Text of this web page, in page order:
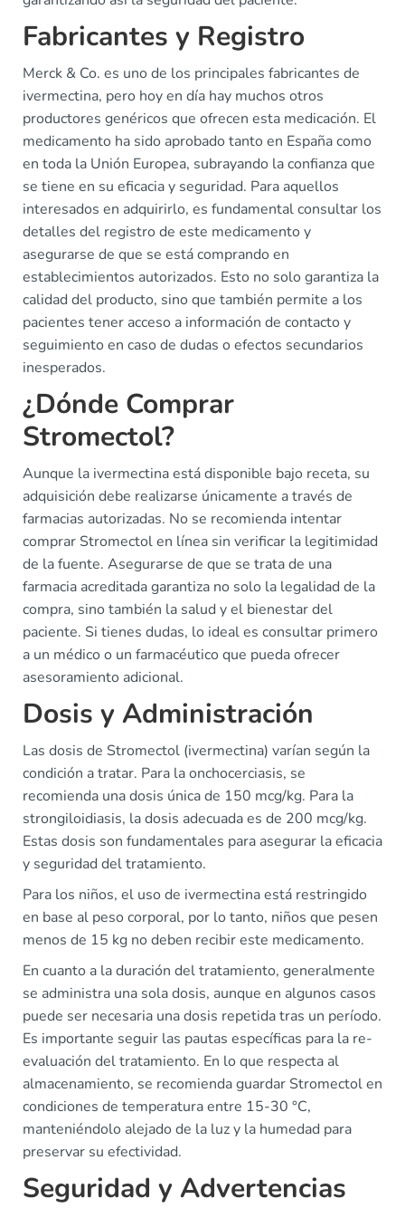
Fabricantes y Registro
Merck & Co. es uno de los principales fabricantes de
ivermectina, pero hoy en día hay muchos otros
productores genéricos que ofrecen esta medicación. El
medicamento ha sido aprobado tanto en España como
en toda la Unión Europea, subrayando la confianza que
se tiene en su eficacia y seguridad. Para aquellos
interesados en adquirirlo, es fundamental consultar los
detalles del registro de este medicamento y
asegurarse de que se está comprando en
establecimientos autorizados. Esto no solo garantiza la
calidad del producto, sino que también permite a los
pacientes tener acceso a información de contacto y
seguimiento en caso de dudas o efectos secundarios
inesperados.
¿Dónde Comprar
Stromectol?
Aunque la ivermectina está disponible bajo receta, su
adquisición debe realizarse únicamente a través de
farmacias autorizadas. No se recomienda intentar
comprar Stromectol en línea sin verificar la legitimidad
de la fuente. Asegurarse de que se trata de una
farmacia acreditada garantiza no solo la legalidad de la
compra, sino también la salud y el bienestar del
paciente. Si tienes dudas, lo ideal es consultar primero
a un médico o un farmacéutico que pueda ofrecer
asesoramiento adicional.
Dosis y Administración
Las dosis de Stromectol (ivermectina) varían según la
condición a tratar. Para la onchocerciasis, se
recomienda una dosis única de 150 mcg/kg. Para la
strongiloidiasis, la dosis adecuada es de 200 mcg/kg.
Estas dosis son fundamentales para asegurar la eficacia
y seguridad del tratamiento.
Para los niños, el uso de ivermectina está restringido
en base al peso corporal, por lo tanto, niños que pesen
menos de 15 kg no deben recibir este medicamento.
En cuanto a la duración del tratamiento, generalmente
se administra una sola dosis, aunque en algunos casos
puede ser necesaria una dosis repetida tras un período.
Es importante seguir las pautas específicas para la re-
evaluación del tratamiento. En lo que respecta al
almacenamiento, se recomienda guardar Stromectol en
condiciones de temperatura entre 15-30 °C,
manteniéndolo alejado de la luz y la humedad para
preservar su efectividad.
Seguridad y Advertencias